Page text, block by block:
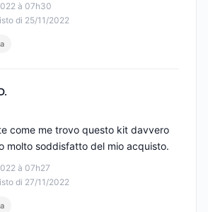
à 07h30
di 25/11/2022
à 07h27
di 27/11/2022
come me trovo questo kit davvero
molto soddisfatto del mio acquisto.